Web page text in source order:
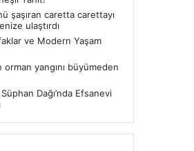
şaşıran caretta carettayı
ulaştırdı
ve Modern Yaşam
orman yangını büyümeden
Süphan Dağı’nda Efsanevi